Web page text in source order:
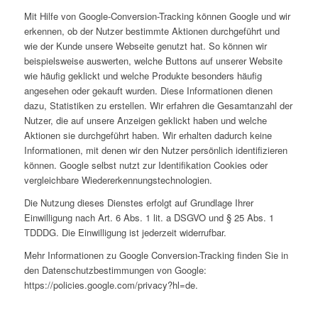
Mit Hilfe von Google-Conversion-Tracking können Google und wir
erkennen, ob der Nutzer bestimmte Aktionen durchgeführt und
wie der Kunde unsere Webseite genutzt hat. So können wir
beispielsweise auswerten, welche Buttons auf unserer Website
wie häufig geklickt und welche Produkte besonders häufig
angesehen oder gekauft wurden. Diese Informationen dienen
dazu, Statistiken zu erstellen. Wir erfahren die Gesamtanzahl der
Nutzer, die auf unsere Anzeigen geklickt haben und welche
Aktionen sie durchgeführt haben. Wir erhalten dadurch keine
Informationen, mit denen wir den Nutzer persönlich identifizieren
können. Google selbst nutzt zur Identifikation Cookies oder
vergleichbare Wiedererkennungstechnologien.
Die Nutzung dieses Dienstes erfolgt auf Grundlage Ihrer
Einwilligung nach Art. 6 Abs. 1 lit. a DSGVO und § 25 Abs. 1
TDDDG. Die Einwilligung ist jederzeit widerrufbar.
Mehr Informationen zu Google Conversion-Tracking finden Sie in
den Datenschutzbestimmungen von Google:
https://policies.google.com/privacy?hl=de.